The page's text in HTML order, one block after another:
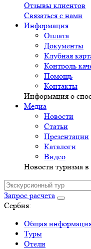
Отзывы клиентов
Связаться с нами
Информация
Оплата
Документы
Клубная
Контроль
Помощь
Контакты
Информация о
Медиа
Новости
Статьи
Презентации
Каталоги
Видео
Новости туризма
Запрос расчета
Сербия:
Общая
Туры
Отели